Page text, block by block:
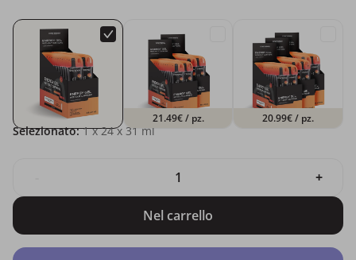
21.49€/ pz. 20.99€/ pz.
Selezionato: 1x 24 x 31 ml
+
Nel carrello